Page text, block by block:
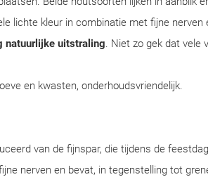
lichte kleur in combinatie met fijne
natuurlijke uitstraling. Niet zo gek dat vele
en kwasten, onderhoudsvriendelijk.
van de fijnspar, die tijdens de
nerven en bevat, in tegenstelling tot